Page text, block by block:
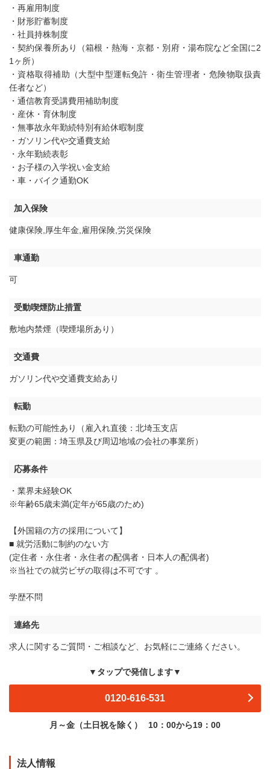
・再雇用制度
・財形貯蓄制度
・社員持株制度
・契約保養所あり（箱根・熱海・京都・別府・湯布院など全国に2
1ヶ所）
・資格取得補助（大型中型運転免許・衛生管理者・危険物取扱責
任者など）
・通信教育受講費用補助制度
・産休・育休制度
・無事故永年勤続特別有給休暇制度
・ガソリン代や交通費支給
・永年勤続表彰
・お子様の入学祝い金支給
・車・バイク通勤OK
加入保険
健康保険,厚生年金,雇用保険,労災保険
車通勤
可
受動喫煙防止措置
敷地内禁煙（喫煙場所あり）
交通費
ガソリン代や交通費支給あり
転勤
転勤の可能性あり（雇入れ直後：北埼玉支店
変更の範囲：埼玉県及び周辺地域の会社の事業所）
応募条件
・業界未経験OK
※年齢65歳未満(定年が65歳のため)
【外国籍の方の採用について】
■ 就労活動に制約のない方
(定住者・永住者・永住者の配偶者・日本人の配偶者)
※当社での就労ビザの取得は不可です 。
学歴不問
連絡先
求人に関するご質問・ご相談など、お気軽にご連絡ください。
▼タップで発信します▼
0120-616-531
月～金（土日祝を除く） 10：00から19：00
法人情報